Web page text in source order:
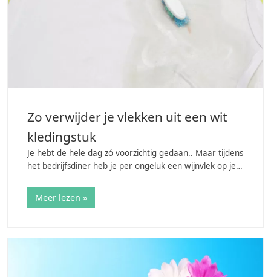
Zo verwijder je vlekken uit een wit
kledingstuk
Je hebt de hele dag zó voorzichtig gedaan.. Maar tijdens
het bedrijfsdiner heb je per ongeluk een wijnvlek op je
Meer lezen »